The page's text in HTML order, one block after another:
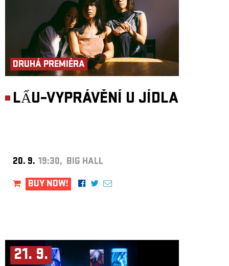
DRUHÁ PREMIÉRA
LẨU–VYPRÁVĚNÍ U JÍDLA
20. 9. 19:30, BIG HALL
BUY NOW!
21. 9.